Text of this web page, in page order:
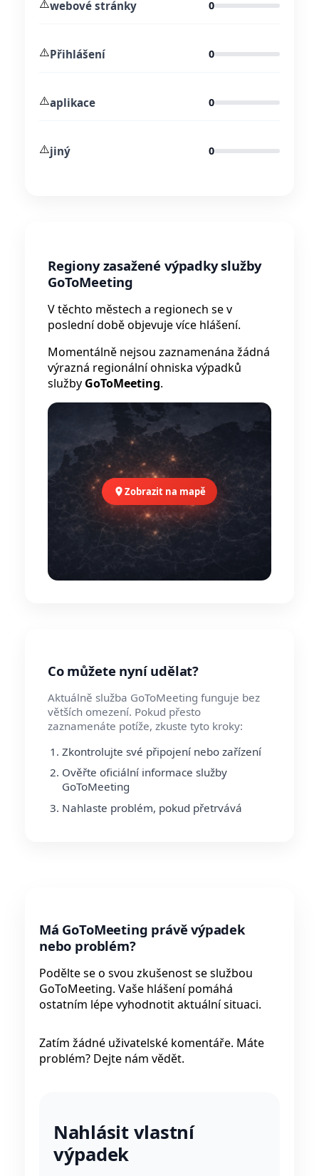
⚠️webové stránky 0
⚠️Přihlášení 0
⚠️aplikace 0
⚠️jiný 0
Regiony zasažené výpadky služby
GoToMeeting
V těchto městech a regionech se v
poslední době objevuje více hlášení.
Momentálně nejsou zaznamenána žádná
výrazná regionální ohniska výpadků
služby GoToMeeting.
Zobrazit na mapě
Co můžete nyní udělat?
Aktuálně služba GoToMeeting funguje bez
větších omezení. Pokud přesto
zaznamenáte potíže, zkuste tyto kroky:
Zkontrolujte své připojení nebo zařízení
Ověřte oficiální informace služby
GoToMeeting
Nahlaste problém, pokud přetrvává
Má GoToMeeting právě výpadek
nebo problém?
Podělte se o svou zkušenost se službou
GoToMeeting. Vaše hlášení pomáhá
ostatním lépe vyhodnotit aktuální situaci.
Zatím žádné uživatelské komentáře. Máte
problém? Dejte nám vědět.
Nahlásit vlastní
výpadek